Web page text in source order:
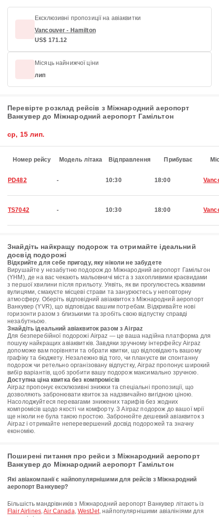
Ексклюзивні пропозиції на авіаквитки
Vancouver - Hamilton
US$ 171.12
Місяць найнижчої ціни
лип
Перевірте розклад рейсів з Міжнародний аеропорт
Ванкувер до Міжнародний аеропорт Гамільтон
ср, 15 лип.
Номер рейсу Модель літака Відправлення Прибуває
PD482 - 10:30 18:00
TS7042 - 10:30 18:00
Знайдіть найкращу подорож та отримайте ідеальний
досвід подорожі
Відкрийте для себе пригоду, яку ніколи не забудете
Вирушайте у незабутню подорож до Міжнародний аеропорт Гамільтон
(YHM), де на вас чекають мальовничі міста з захопливими краєвидами
з першої хвилини після прильоту. Уявіть, як ви прогулюєтесь жвавими
вулицями, смакуєте місцеві страви та занурюєтесь у неповторну
атмосферу. Оберіть відповідний авіаквиток з Міжнародний аеропорт
Ванкувер (YVR), що відповідає вашим потребам. Відкривайте нові
горизонти разом з близькими та зробіть свою відпустку справді
незабутньою.
Знайдіть ідеальний авіаквиток разом з Airpaz
Для безперебійної подорожі Airpaz — це ваша надійна платформа для
пошуку найкращих авіаквитків. Завдяки зручному інтерфейсу Airpaz
допоможе вам порівняти та обрати квитки, що відповідають вашому
графіку та бюджету. Незалежно від того, чи плануєте ви спонтанну
подорож чи ретельно організовану відпустку, Airpaz пропонує широкий
вибір варіантів, щоб зробити вашу подорож максимально зручною.
Доступна ціна квитка без компромісів
Airpaz пропонує ексклюзивні знижки та спеціальні пропозиції, що
дозволяють забронювати квиток за надзвичайно вигідною ціною.
Насолоджуйтеся перевагами знижених тарифів без жодних
компромісів щодо якості чи комфорту. З Airpaz подорож до вашої мрії
ще ніколи не була такою простою. Забронюйте дешевий авіаквиток з
Airpaz і отримайте неперевершений досвід подорожей та значну
економію.
Поширені питання про рейси з Міжнародний аеропорт
Ванкувер до Міжнародний аеропорт Гамільтон
Які авіакомпанії є найпопулярнішими для рейсів з Міжнародний
аеропорт Ванкувер?
Більшість мандрівників з Міжнародний аеропорт Ванкувер літають із
Flair Airlines,Air Canada, WestJet, найпопулярнішими авіалініями для